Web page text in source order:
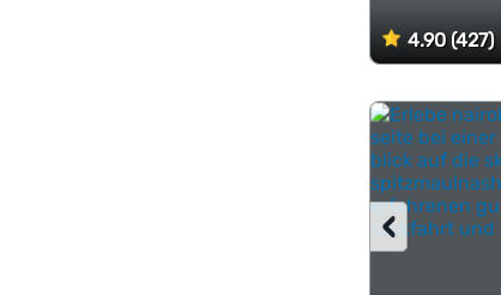
4.90 (427)
‹